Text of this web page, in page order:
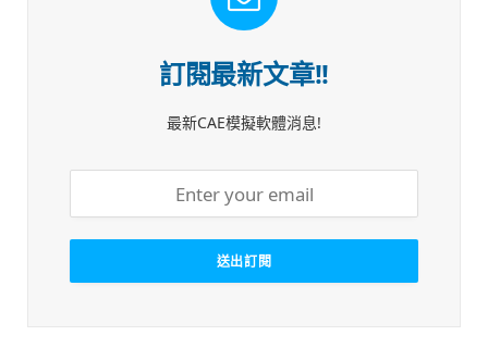
訂閱最新文章!!
最新CAE模擬軟體消息!